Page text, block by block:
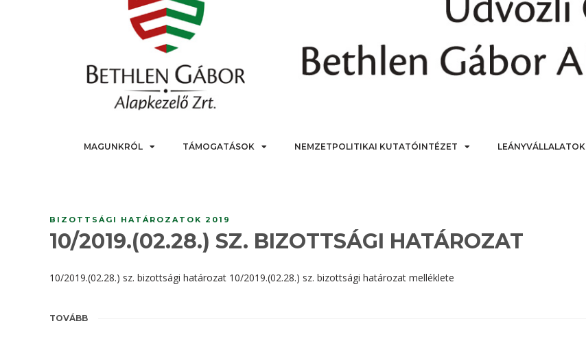
MAGUNKRÓL TÁMOGATÁSOK NEMZETPOLITIKAI KUTATÓINTÉZET LEÁNYVÁLLALATOK
BIZOTTSÁGI HATÁROZATOK 2019
10/2019.(02.28.) SZ. BIZOTTSÁGI HATÁROZAT
10/2019.(02.28.) sz. bizottsági határozat 10/2019.(02.28.) sz. bizottsági határozat melléklete
TOVÁBB